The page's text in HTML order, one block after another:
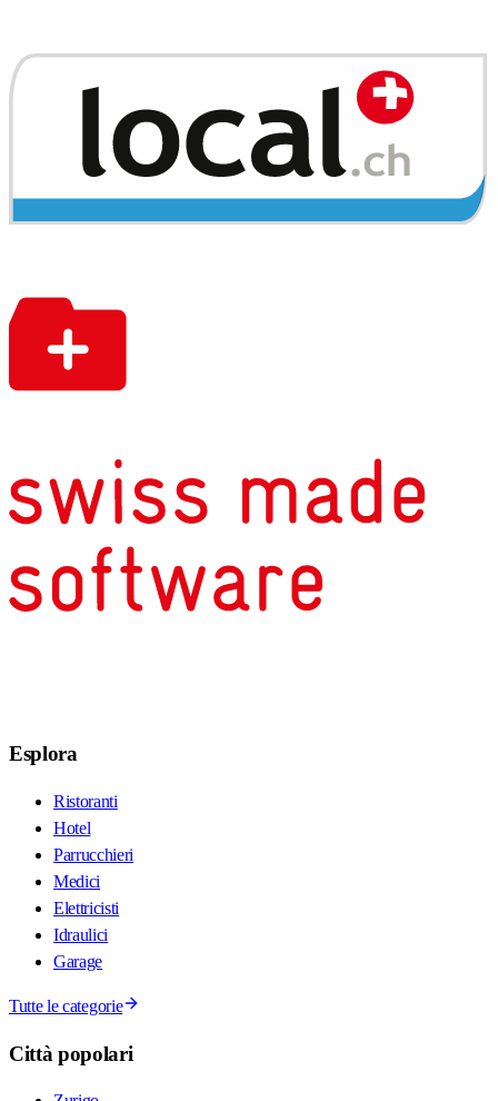
Esplora
Ristoranti
Hotel
Parrucchieri
Medici
Elettricisti
Idraulici
Garage
Tutte le categorie
Città popolari